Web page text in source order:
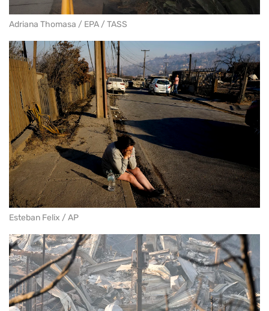
Adriana Thomasa / EPA / TASS
Esteban Felix / AP